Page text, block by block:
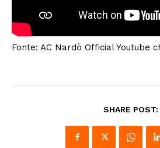
Fonte: AC Nardò Official Youtube
SHARE POST: